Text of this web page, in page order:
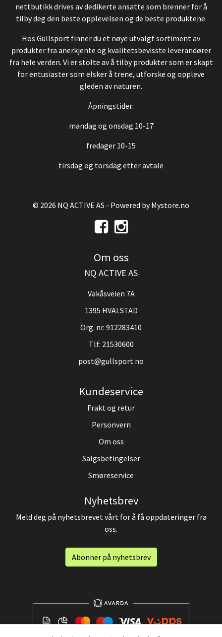
nettbutikk drives av dedikerte ansatte som brenner for å
tilby deg den beste opplevelsen og de beste produktene.
Hos Gullsport finner du et nøye utvalgt sortiment av
produkter fra anerkjente og kvalitetsbevisste leverandører
fra hele verden. Vi er stolte av å tilby produkter som er skapt
for entusiaster som elsker å trene, utforske og oppleve
gleden av naturen.
Åpningstider:
mandag og onsdag 10-17
fredager 10-15
tirsdag og torsdag etter avtale
© 2026 NQ ACTIVE AS - Powered byMystore.no
Om oss
NQ ACTIVE AS
Vakåsveien 7A
1395 HVALSTAD
Org. nr. 912283410
Tlf: 21530600
post@gullsport.no
Kundeservice
Frakt og retur
Personvern
Om oss
Salgsbetingelser
Smøreservice
Nyhetsbrev
Meld deg på nyhetsbrevet vårt for å få oppdateringer fra
oss.
Abonner på nyhetsbrev